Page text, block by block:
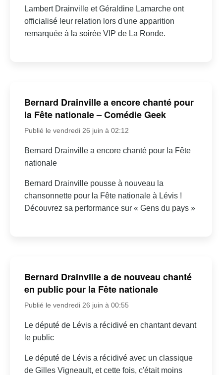
Lambert Drainville et Géraldine Lamarche ont
officialisé leur relation lors d'une apparition
remarquée à la soirée VIP de La Ronde.
Bernard Drainville a encore chanté pour
la Fête nationale – Comédie Geek
Publié le vendredi 26 juin à 02:12
Bernard Drainville a encore chanté pour la Fête
nationale
Bernard Drainville pousse à nouveau la
chansonnette pour la Fête nationale à Lévis !
Découvrez sa performance sur « Gens du pays »
Bernard Drainville a de nouveau chanté
en public pour la Fête nationale
Publié le vendredi 26 juin à 00:55
Le député de Lévis a récidivé en chantant devant
le public
Le député de Lévis a récidivé avec un classique
de Gilles Vigneault, et cette fois, c'était moins